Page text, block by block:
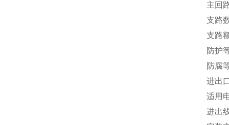
主回
支路
支路
防护
防腐
进出
适用
进出